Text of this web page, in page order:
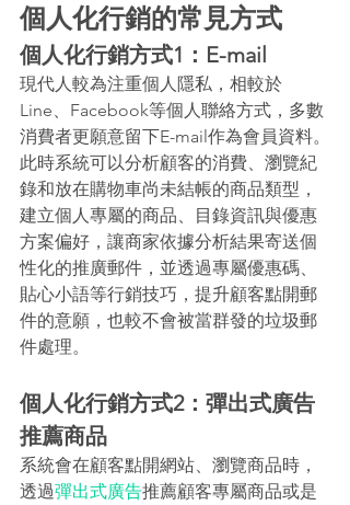
個人化行銷的常見方式
個人化行銷方式1：E-mail
現代人較為注重個人隱私，相較於
Line、Facebook等個人聯絡方式，多數
消費者更願意留下E-mail作為會員資料。
此時系統可以分析顧客的消費、瀏覽紀
錄和放在購物車尚未結帳的商品類型，
建立個人專屬的商品、目錄資訊與優惠
方案偏好，讓商家依據分析結果寄送個
性化的推廣郵件，並透過專屬優惠碼、
貼心小語等行銷技巧，提升顧客點開郵
件的意願，也較不會被當群發的垃圾郵
件處理。
個人化行銷方式2：彈出式廣告
推薦商品
系統會在顧客點開網站、瀏覽商品時，
透過彈出式廣告推薦顧客專屬商品或是